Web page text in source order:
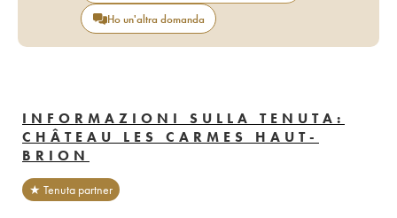
Ho un'altra domanda
INFORMAZIONI SULLA TENUTA:
CHÂTEAU LES CARMES HAUT-
BRION
★ Tenuta partner